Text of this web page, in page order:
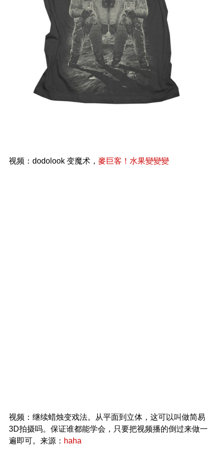
视频：dodolook 变魔术， 麥巨客！水果變變變
视频：继续蜡烛变戏法。从平面到立体，这可以叫做简易
3D拍摄吗。保证谁都能学会，只要把视频播的倒过来做一
遍即可。来源： haha